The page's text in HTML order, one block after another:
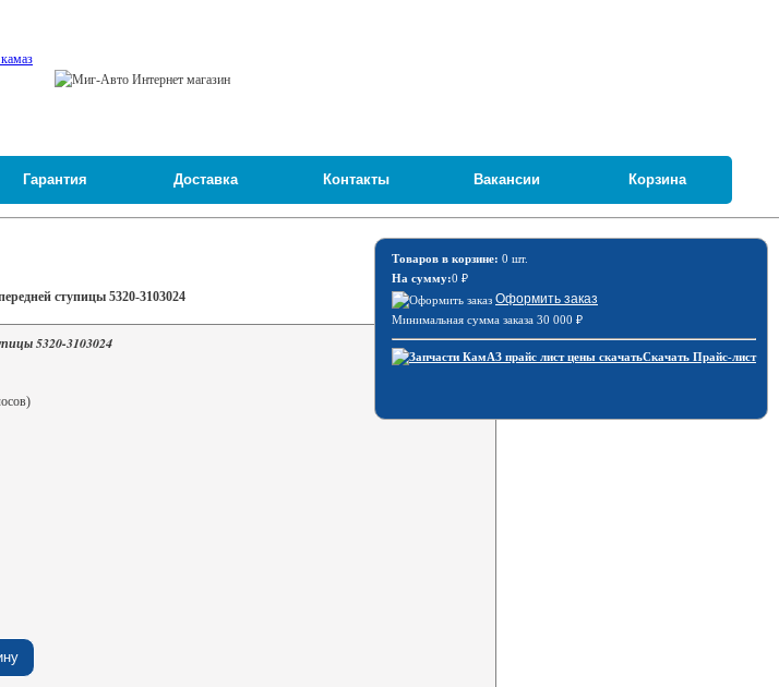
Гарантия Доставка Контакты Вакансии Корзина
Товаров в корзине: 0 шт.
На сумму:0 ₽
Оформить заказ
Минимальная сумма заказа 30 000 ₽
Скачать Прайс-лист
ступицы 5320-3103024
5320-3103024